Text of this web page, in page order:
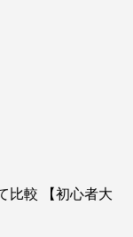
比較 【初心者大